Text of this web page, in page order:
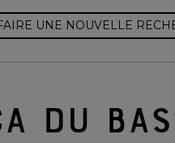
UNE NOUVELLE
DU